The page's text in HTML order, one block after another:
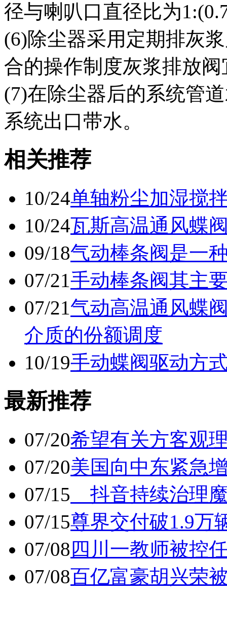
径与喇叭口直径比为
(6)除尘器采用定期排灰
合的操作制度灰浆排放
(7)在除尘器后的系统管
系统出口带水。
相关推荐
10/24单轴粉尘加湿搅
10/24瓦斯高温通风蝶
09/18气动棒条阀是一
07/21手动棒条阀其主
07/21气动高温通风蝶
介质的份额调度
10/19手动蝶阀驱动方
最新推荐
07/20希望有关方客观
07/20美国向中东紧急
07/15 抖音持续治理
07/15尊界交付破1.9万
07/08 四川一教师被控
07/08百亿富豪胡兴荣